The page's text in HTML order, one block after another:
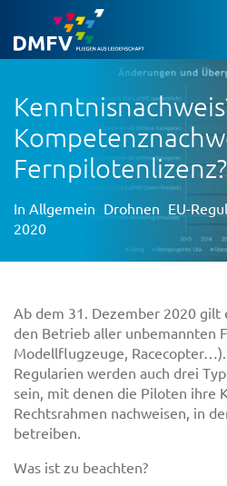
Fernpilotenlizenz?
In Allgemein Drohnen EU-
2020
Ab dem 31. Dezember 2020 gilt
den Betrieb aller unbemannten
Modellflugzeuge,
Regularien werden auch drei
sein, mit denen die Piloten ihre
Rechtsrahmen nachweisen, in
betreiben.
Was ist zu beachten?